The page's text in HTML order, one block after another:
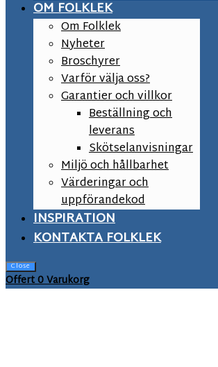
OM FOLKLEK
Om Folklek
Nyheter
Broschyrer
Varför välja oss?
Garantier och villkor
Beställning och
leverans
Skötselanvisningar
Miljö och hållbarhet
Värderingar och
uppförandekod
INSPIRATION
KONTAKTA FOLKLEK
Close
Offert0Varukorg